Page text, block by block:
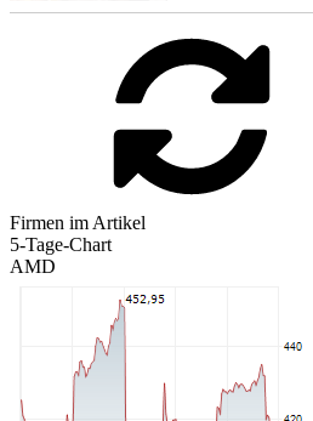
Firmen im Artikel
5-Tage-Chart
AMD